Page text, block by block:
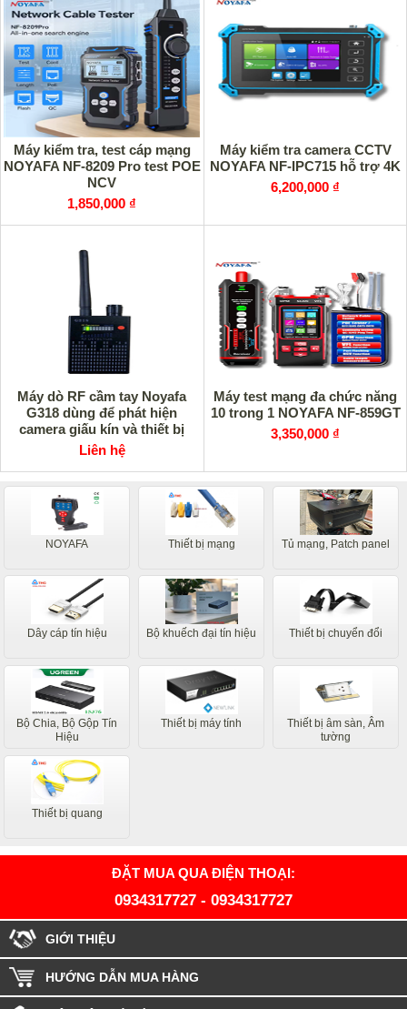
Máy kiểm tra, test cáp mạng
NOYAFA NF-8209 Pro test POE
NCV
1,850,000 ₫
Máy kiểm tra camera CCTV
NOYAFA NF-IPC715 hỗ trợ 4K
6,200,000 ₫
Máy dò RF cầm tay Noyafa
G318 dùng để phát hiện
camera giấu kín và thiết bị
nghe lén.
Liên hệ
Máy test mạng đa chức năng
10 trong 1 NOYAFA NF-859GT
3,350,000 ₫
NOYAFA Thiết bị mạng Tủ mạng, Patch panel
Dây cáp tín hiệu Bộ khuếch đại tín hiệu Thiết bị chuyển đổi
Bộ Chia, Bộ Gộp Tín
Hiệu
Thiết bị máy tính
Thiết bị âm sàn, Âm
tường
Thiết bị quang
ĐẶT MUA QUA ĐIỆN THOẠI:
0934317727 - 0934317727
GIỚI THIỆU
HƯỚNG DẪN MUA HÀNG